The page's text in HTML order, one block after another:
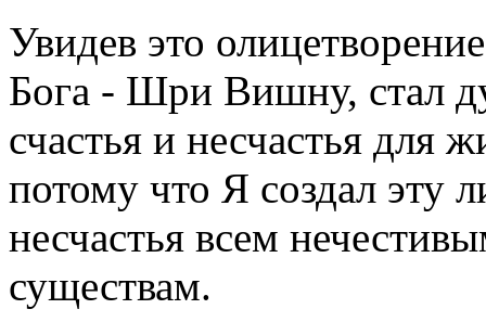
Увидев это
Бога - Шри Вишну, стал
счастья и несчастья для
потому что Я создал эту
несчастья всем
существам.